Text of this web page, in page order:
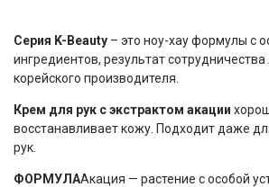
Серия K-Beauty – это ноу-хау формулы с
ингредиентов, результат сотрудничества
корейского производителя.
Крем для рук с экстрактом акации
восстанавливает кожу. Подходит даже
рук.
ФОРМУЛААкация — растение с особой